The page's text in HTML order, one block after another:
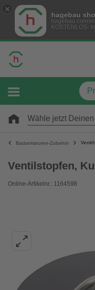
hagebau
hagebau
KOSTENLOS-
Wähle jetzt
Badarmaturen-Zubehör
Ventilstopfen,
Online-Artikelnr.: 1164598